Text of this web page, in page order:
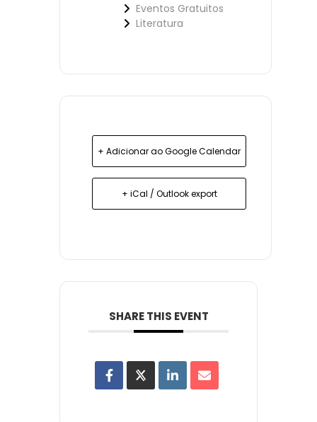
Eventos Gratuitos
Literatura
+ Adicionar ao Google Calendar
+ iCal / Outlook export
SHARE THIS EVENT